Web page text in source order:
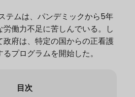
テムは、パンデミックから5年
働力不足に苦しんでいる。し
政府は、特定の国からの正看護
プログラムを開始した。
目次